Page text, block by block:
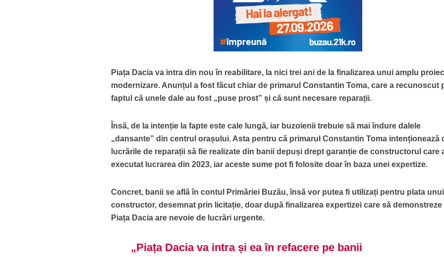
Piața Dacia va intra din nou în reabilitare, la nici trei ani de la finalizarea unui amplu
modernizare. Anunțul a fost făcut chiar de primarul Constantin Toma, care a recunoscut
faptul că unele dale au fost „puse prost” și că sunt necesare reparații.
Însă, de la intenție la fapte este cale lungă, iar buzoienii trebuie să mai îndure dalele
„dansante” din centrul orașului. Asta pentru că primarul Constantin Toma intenționează
lucrările de reparații să fie realizate din banii depuși drept garanție de constructorul care
executat lucrarea din 2023, iar aceste sume pot fi folosite doar în baza unei expertize.
Concret, banii se află în contul Primăriei Buzău, însă vor putea fi utilizați pentru plata
constructor, desemnat prin licitație, doar după finalizarea expertizei care să demonstreze
Piața Dacia are nevoie de lucrări urgente.
„Piața Dacia va intra și ea în refacere pe banii